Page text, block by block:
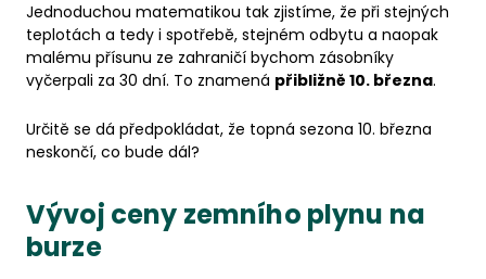
Jednoduchou matematikou tak zjistíme, že při stejných
teplotách a tedy i spotřebě, stejném odbytu a naopak
malému přísunu ze zahraničí bychom zásobníky
vyčerpali za 30 dní. To znamená přibližně 10. března.
Určitě se dá předpokládat, že topná sezona 10. března
neskončí, co bude dál?
Vývoj ceny zemního plynu na
burze